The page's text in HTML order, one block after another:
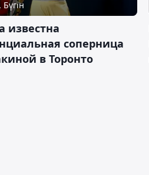
известна
соперница
в Торонто